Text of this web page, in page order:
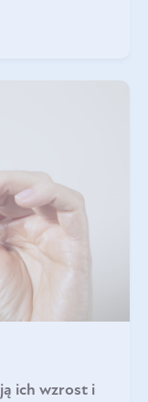
ich wzrost i